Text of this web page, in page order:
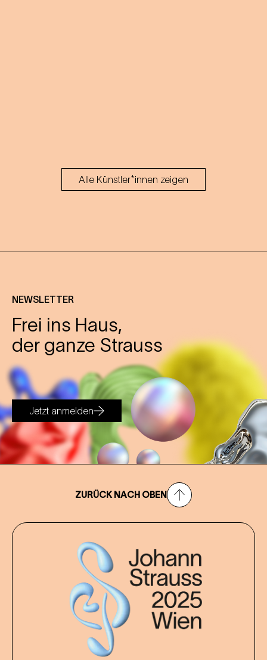
Alle Künstler*innen zeigen
NEWSLETTER
Frei ins Haus,
der ganze Strauss
Jetzt anmelden
ZURÜCK NACH OBEN